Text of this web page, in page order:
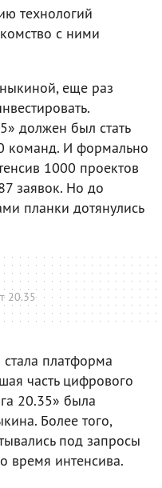
технологий
с ними
еще раз
должен был стать
команд. И формально
1000 проектов
заявок. Но до
планки дотянулись
20.35
платформа
часть цифрового
20.35» была
Более того,
под запросы
время интенсива.